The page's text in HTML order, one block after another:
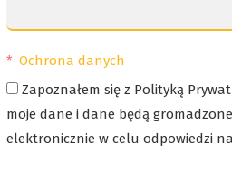
Ochrona danych
Zapoznałem się z Polityką
moje dane i dane będą
elektronicznie w celu odpowiedzi